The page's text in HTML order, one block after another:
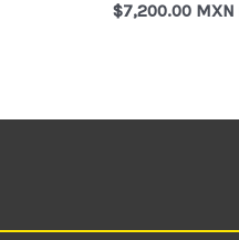
$7,200.00 MXN